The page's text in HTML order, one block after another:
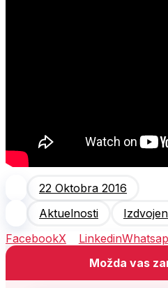
22 Oktobra 2016
Aktuelnosti
FacebookX Linkedin
Možda vas